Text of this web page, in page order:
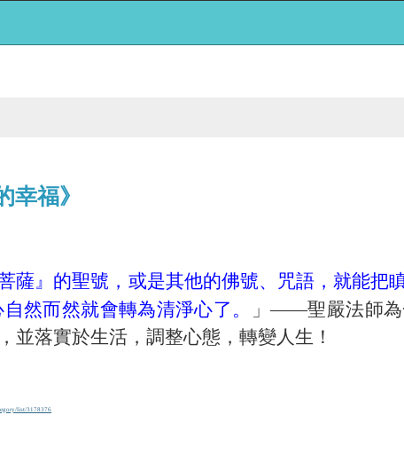
福》
薩』的聖號，或是其他的佛號、咒語，就能把
然而然就會轉為清淨心了。
」——聖嚴法師為
並落實於生活，調整心態，轉變人生！
list/3178376